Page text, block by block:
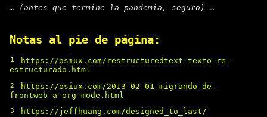
… (antes que termine la pandemia, seguro) …
Notas al pie de página:
1
https://osiux.com/restructuredtext-texto-re-
estructurado.html
2
https://osiux.com/2013-02-01-migrando-de-
frontweb-a-org-mode.html
3 https://jeffhuang.com/designed_to_last/